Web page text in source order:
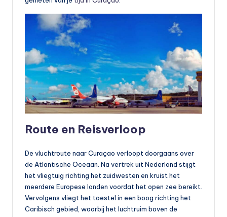
Route en Reisverloop
De vluchtroute naar Curaçao verloopt doorgaans over
de Atlantische Oceaan. Na vertrek uit Nederland stijgt
het vliegtuig richting het zuidwesten en kruist het
meerdere Europese landen voordat het open zee bereikt.
Vervolgens vliegt het toestel in een boog richting het
Caribisch gebied, waarbij het luchtruim boven de